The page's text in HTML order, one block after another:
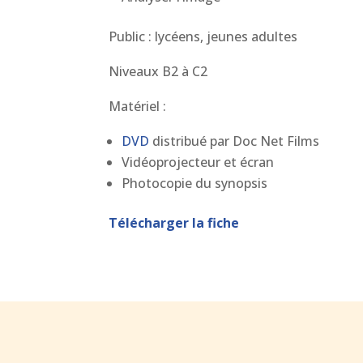
Public : lycéens, jeunes adultes
Niveaux B2 à C2
Matériel :
DVD distribué par Doc Net Films
Vidéoprojecteur et écran
Photocopie du synopsis
Télécharger la fiche